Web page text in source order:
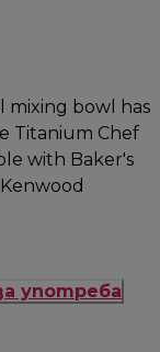
mixing bowl has
Titanium Chef
with Baker's
употреба